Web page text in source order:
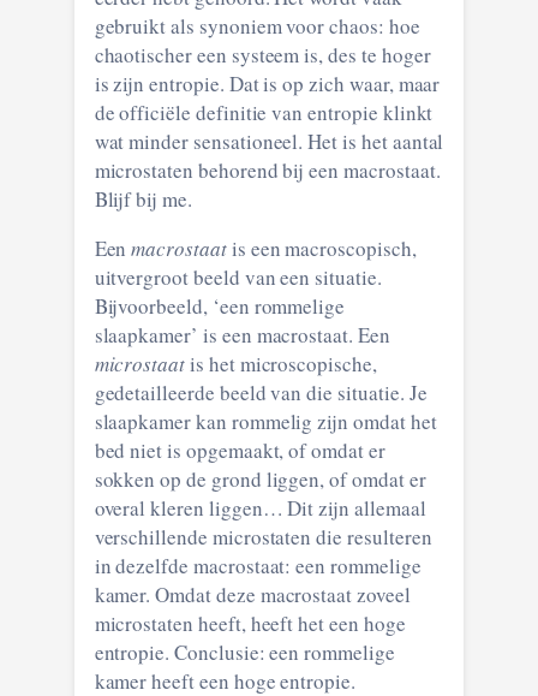
gebruikt als synoniem voor chaos: hoe
chaotischer een systeem is, des te hoger
is zijn entropie. Dat is op zich waar, maar
de officiële definitie van entropie klinkt
wat minder sensationeel. Het is het aantal
microstaten behorend bij een macrostaat.
Blijf bij me.
Eenmacrostaatis een macroscopisch,
uitvergroot beeld van een situatie.
Bijvoorbeeld, ‘een rommelige
slaapkamer’ is een macrostaat. Een
microstaatis het microscopische,
gedetailleerde beeld van die situatie. Je
slaapkamer kan rommelig zijn omdat het
bed niet is opgemaakt, of omdat er
sokken op de grond liggen, of omdat er
overal kleren liggen… Dit zijn allemaal
verschillende microstaten die resulteren
in dezelfde macrostaat: een rommelige
kamer. Omdat deze macrostaat zoveel
microstaten heeft, heeft het een hoge
entropie. Conclusie: een rommelige
kamer heeft een hoge entropie.